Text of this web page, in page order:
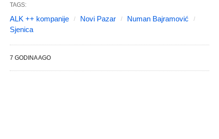
TAGS:
ALK ++ kompanije Novi Pazar
Numan Bajramović
Sjenica
7 GODINA AGO